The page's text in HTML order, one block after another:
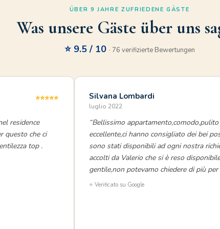
ÜBER 9 JAHRE ZUFRIEDENE GÄSTE
Was unsere Gäste über uns
⭐ 9.5 / 10 · 76 verifizierte Bewertungen
⭐⭐⭐⭐⭐
residence
questo che ci
top .
Silvana Lombardi
luglio 2022
“Bellissimo
eccellente,ci hanno consigliato dei bei
sono stati disponibili ad ogni nostra
accolti da Valerio che si è reso
gentile,non potevamo chiedere di più per
⭐ Verificato su Google